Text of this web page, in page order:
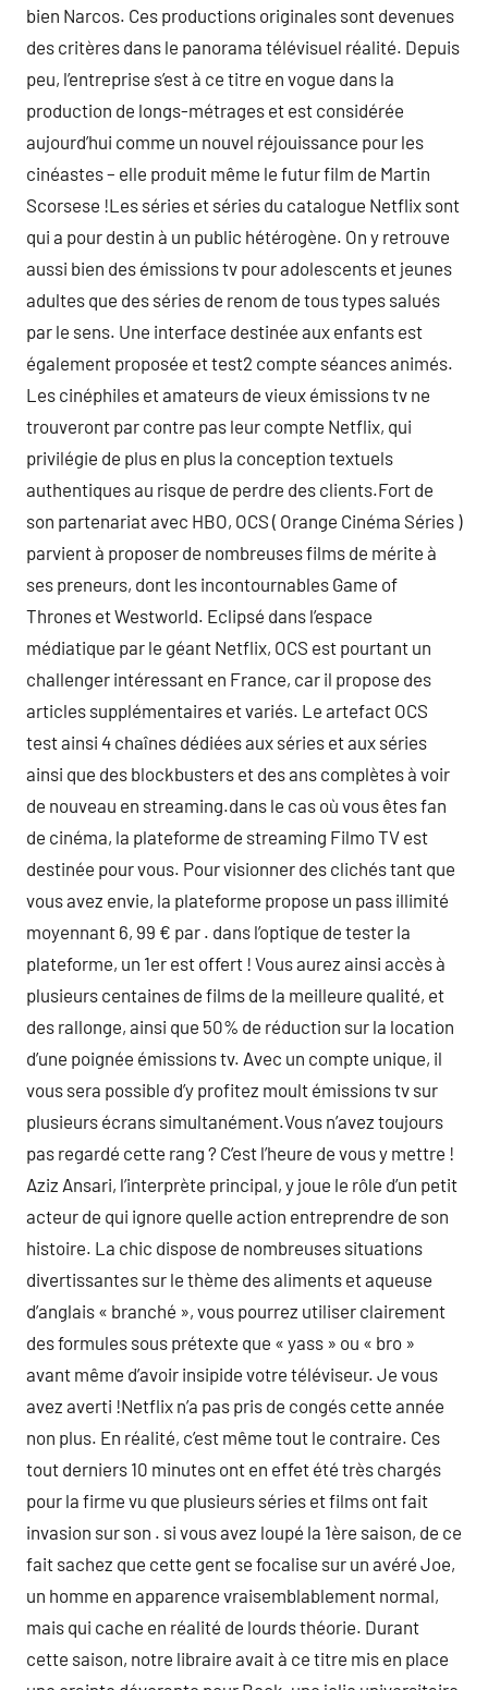
bien Narcos. Ces productions originales sont devenues
des critères dans le panorama télévisuel réalité. Depuis
peu, l’entreprise s’est à ce titre en vogue dans la
production de longs-métrages et est considérée
aujourd’hui comme un nouvel réjouissance pour les
cinéastes – elle produit même le futur film de Martin
Scorsese !Les séries et séries du catalogue Netflix sont
qui a pour destin à un public hétérogène. On y retrouve
aussi bien des émissions tv pour adolescents et jeunes
adultes que des séries de renom de tous types salués
par le sens. Une interface destinée aux enfants est
également proposée et test2 compte séances animés.
Les cinéphiles et amateurs de vieux émissions tv ne
trouveront par contre pas leur compte Netflix, qui
privilégie de plus en plus la conception textuels
authentiques au risque de perdre des clients.Fort de
son partenariat avec HBO, OCS ( Orange Cinéma Séries )
parvient à proposer de nombreuses films de mérite à
ses preneurs, dont les incontournables Game of
Thrones et Westworld. Eclipsé dans l’espace
médiatique par le géant Netflix, OCS est pourtant un
challenger intéressant en France, car il propose des
articles supplémentaires et variés. Le artefact OCS
test ainsi 4 chaînes dédiées aux séries et aux séries
ainsi que des blockbusters et des ans complètes à voir
de nouveau en streaming.dans le cas où vous êtes fan
de cinéma, la plateforme de streaming Filmo TV est
destinée pour vous. Pour visionner des clichés tant que
vous avez envie, la plateforme propose un pass illimité
moyennant 6, 99 € par . dans l’optique de tester la
plateforme, un 1er est offert ! Vous aurez ainsi accès à
plusieurs centaines de films de la meilleure qualité, et
des rallonge, ainsi que 50% de réduction sur la location
d’une poignée émissions tv. Avec un compte unique, il
vous sera possible d’y profitez moult émissions tv sur
plusieurs écrans simultanément.Vous n’avez toujours
pas regardé cette rang ? C’est l’heure de vous y mettre !
Aziz Ansari, l’interprète principal, y joue le rôle d’un petit
acteur de qui ignore quelle action entreprendre de son
histoire. La chic dispose de nombreuses situations
divertissantes sur le thème des aliments et aqueuse
d’anglais « branché », vous pourrez utiliser clairement
des formules sous prétexte que « yass » ou « bro »
avant même d’avoir insipide votre téléviseur. Je vous
avez averti !Netflix n’a pas pris de congés cette année
non plus. En réalité, c’est même tout le contraire. Ces
tout derniers 10 minutes ont en effet été très chargés
pour la firme vu que plusieurs séries et films ont fait
invasion sur son . si vous avez loupé la 1ère saison, de ce
fait sachez que cette gent se focalise sur un avéré Joe,
un homme en apparence vraisemblablement normal,
mais qui cache en réalité de lourds théorie. Durant
cette saison, notre libraire avait à ce titre mis en place